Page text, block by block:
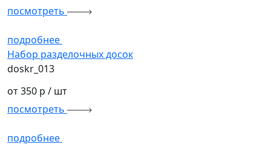
посмотреть
подробнее
Набор разделочных досок
doskr_013
от 350 р / шт
посмотреть
подробнее